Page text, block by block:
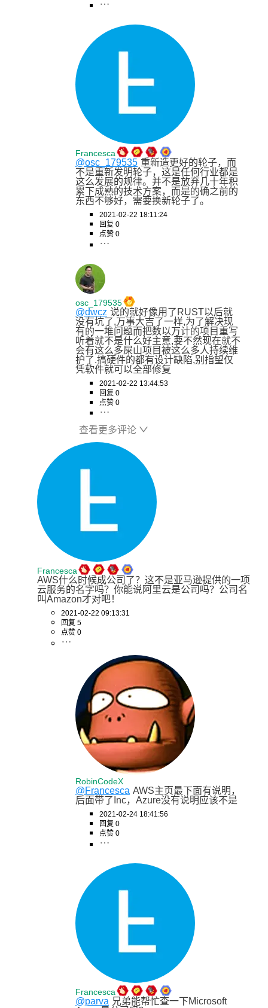
Francesca
@osc_179535 重新造更好的轮子，而
不是重新发明轮子，这是任何行业都是
这么发展的规律。并不是放弃几十年积
累下成熟的技术方案，而是的确之前的
东西不够好，需要换新轮子了。
2021-02-22 18:11:24
回复 0
点赞 0
osc_179535
@dwcz 说的就好像用了RUST以后就
没有坑了,万事大吉了一样,为了解决现
有的一堆问题而把数以万计的项目重写
听着就不是什么好主意,要不然现在就不
会有这么多屎山项目被这么多人持续维
护了.搞硬件的都有设计缺陷,别指望仅
凭软件就可以全部修复
2021-02-22 13:44:53
回复 0
点赞 0
查看更多评论
Francesca
AWS什么时候成公司了？这不是亚马逊提供的一项
云服务的名字吗？你能说阿里云是公司吗？公司名
叫Amazon才对吧！
2021-02-22 09:13:31
回复 5
点赞 0
RobinCodeX
@Francesca AWS主页最下面有说明，
后面带了Inc，Azure没有说明应该不是
2021-02-24 18:41:56
回复 0
点赞 0
Francesca
@parva 兄弟能帮忙查一下Microsoft